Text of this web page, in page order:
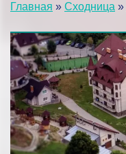
Главная » Сходница »